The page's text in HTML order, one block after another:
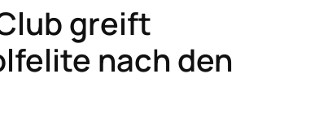
greift
nach den